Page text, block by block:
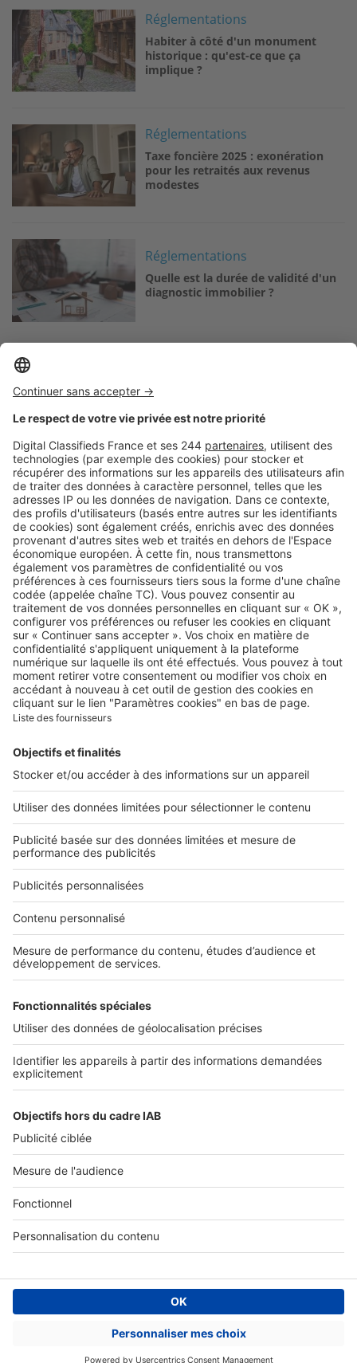
Image Réglementations
Habiter à côté d'un monument
historique : qu'est-ce que ça
implique ?
Image Réglementations
Taxe foncière 2025 : exonération
pour les retraités aux revenus
modestes
Image
Réglementations
Quelle est la durée de validité d'un
diagnostic immobilier ?
Logic-Immo c’est aussi …
Retrouvez-nous sur …
A propos
Qui sommes-nous ?
Contacter le service client
Nous rejoindre
Presse
Nos applications
Découvrez nos applications
Services pro
Accès client
Informations légales
Politique Générale de Protection des Données
Charte éditeur
Paramétrer mes cookies
Digital Classifieds France SAS © 2024 - all rights